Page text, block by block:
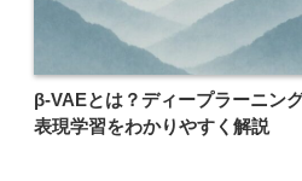
β-VAEとは？ディープラーニン
表現学習をわかりやすく解説